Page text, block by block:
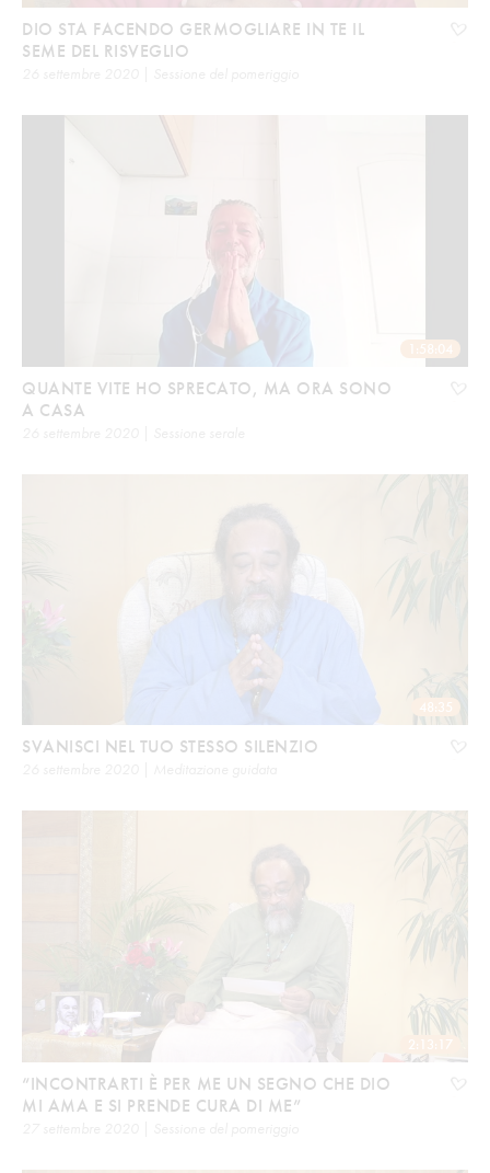
DIO STA FACENDO GERMOGLIARE IN TE IL
SEME DEL RISVEGLIO
1:58:04
QUANTE VITE HO SPRECATO, MA ORA SONO
A CASA
48:35
SVANISCI NEL TUO STESSO SILENZIO
2:13:17
“INCONTRARTI È PER ME UN SEGNO CHE DIO
MI AMA E SI PRENDE CURA DI ME”